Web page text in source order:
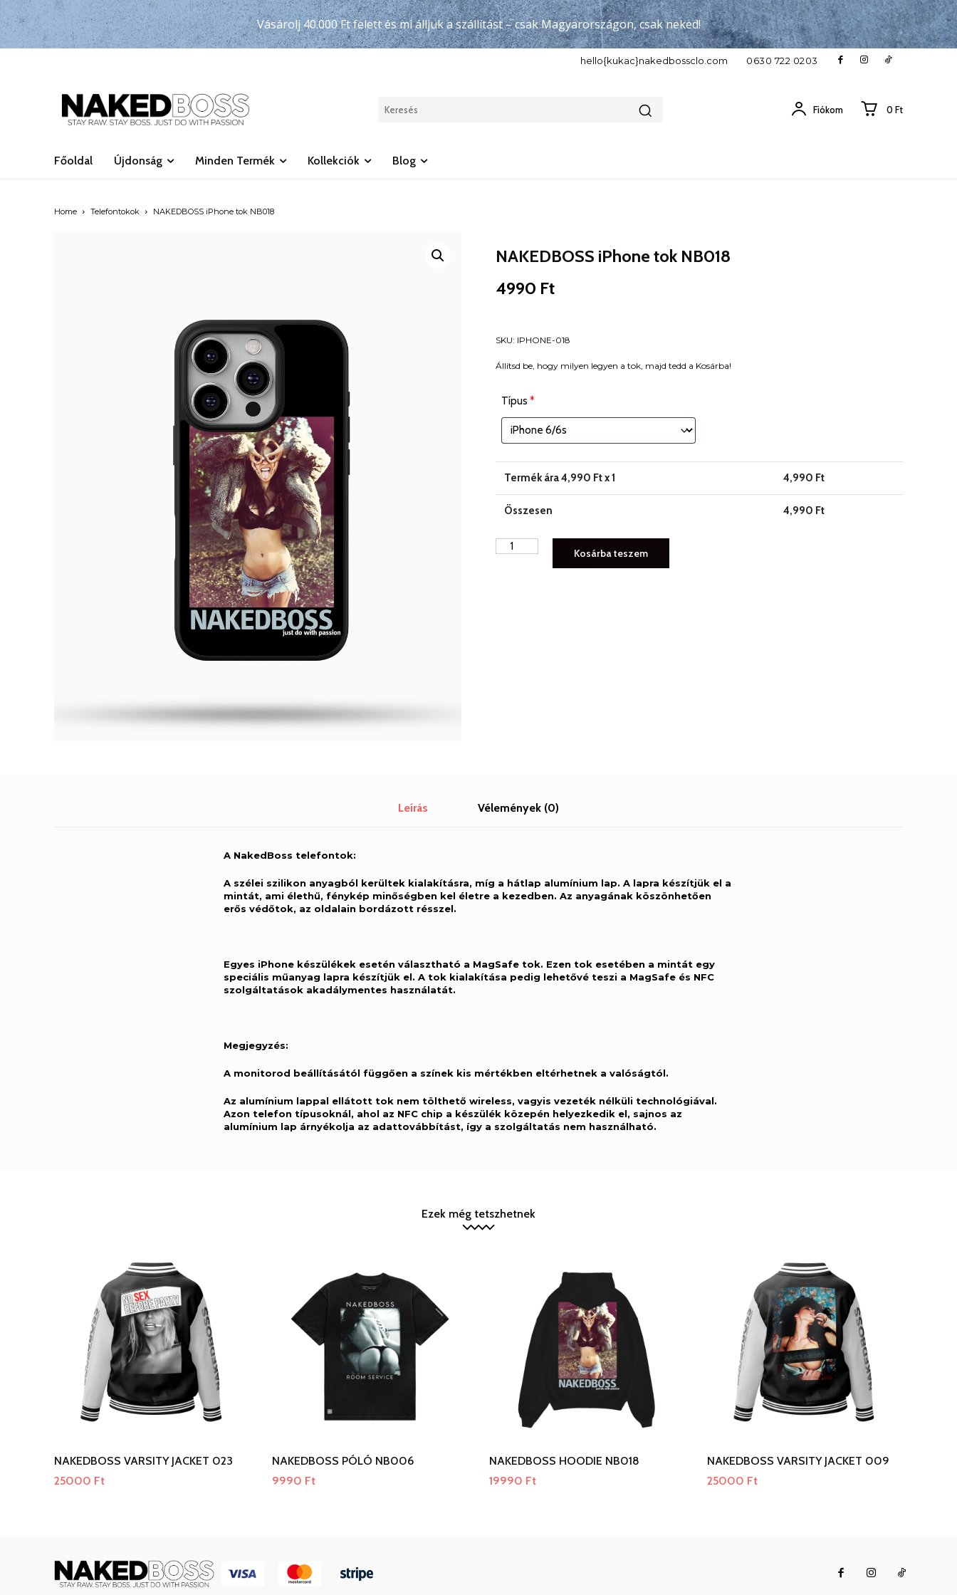
Vásárolj 40.000 Ft felett és mi álljuk a szállítást – csak Magyarországon, csak neked!
hello{kukac}nakedbossclo.com 0630 722 0203
Fiókom 0 Ft
Főoldal Újdonság Minden Termék Kollekciók Blog
Home Telefontokok NAKEDBOSS iPhone tok NB018
NAKEDBOSS iPhone tok NB018
4990 Ft
SKU: IPHONE-018
Állítsd be, hogy milyen legyen a tok, majd tedd a Kosárba!
Típus *
Termék ára4,990 Ft x 1 4,990 Ft
Összesen 4,990 Ft
NAKEDBOSS
Kosárba teszem
Leírás Vélemények (0)
A NakedBoss telefontok:
A szélei szilikon anyagból kerültek kialakításra, míg a hátlap alumínium lap. A lapra készítjük el a
mintát, ami élethű, fénykép minőségben kel életre a kezedben. Az anyagának köszönhetően
erős védőtok, az oldalain bordázott résszel.
Egyes iPhone készülékek esetén választható a MagSafe tok. Ezen tok esetében a mintát egy
speciális műanyag lapra készítjük el. A tok kialakítása pedig lehetővé teszi a MagSafe és NFC
szolgáltatások akadálymentes használatát.
Megjegyzés:
A monitorod beállításától függően a színek kis mértékben eltérhetnek a valóságtól.
Az alumínium lappal ellátott tok nem tölthető wireless, vagyis vezeték nélküli technológiával.
Azon telefon típusoknál, ahol az NFC chip a készülék közepén helyezkedik el, sajnos az
alumínium lap árnyékolja az adattovábbítást, így a szolgáltatás nem használható.
Ezek még tetszhetnek
NAKEDBOSS VARSITY JACKET 023
25000 Ft
NAKEDBOSS PÓLÓ NB006
9990 Ft
NAKEDBOSS HOODIE NB018
19990 Ft
NAKEDBOSS VARSITY JACKET 009
25000 Ft